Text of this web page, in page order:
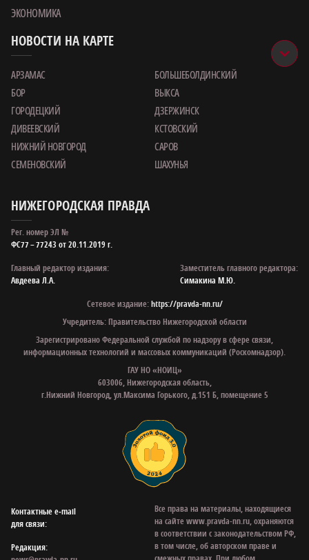
ЭКОНОМИКА
НОВОСТИ НА КАРТЕ
АРЗАМАС
БОЛЬШЕБОЛДИНСКИЙ
БОР
ВЫКСА
ГОРОДЕЦКИЙ
ДЗЕРЖИНСК
ДИВЕЕВСКИЙ
КСТОВСКИЙ
НИЖНИЙ НОВГОРОД
САРОВ
СЕМЕНОВСКИЙ
ШАХУНЬЯ
НИЖЕГОРОДСКАЯ ПРАВДА
Рег. номер ЭЛ №
ФС77 – 77243 от 20.11.2019 г.
Главный редактор издания:
Авдеева Л.А.
Заместитель главного редактора:
Симакина М.Ю.
Сетевое издание:https://pravda-nn.ru/
Учредитель: Правительство Нижегородской области
Зарегистрировано Федеральной службой по надзору в сфере связи,
информационных технологий и массовых коммуникаций (Роскомнадзор).
ГАУ НО «НОИЦ»
603006, Нижегородская область,
г.Нижний Новгород, ул.Максима Горького, д.151 Б, помещение 5
Контактные e‑mail
для связи:
Редакция:
Все права на материалы, находящиеся
на сайте www.pravda-nn.ru, охраняются
в соответствии с законодательством РФ,
в том числе, об авторском праве и